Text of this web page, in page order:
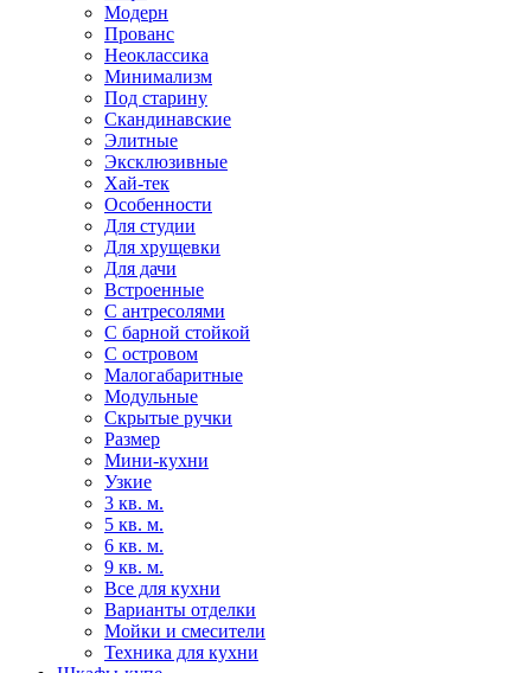
Модерн
Прованс
Неоклассика
Минимализм
Под старину
Скандинавские
Элитные
Эксклюзивные
Хай-тек
Особенности
Для студии
Для хрущевки
Для дачи
Встроенные
С антресолями
С барной стойкой
С островом
Малогабаритные
Модульные
Скрытые ручки
Размер
Мини-кухни
Узкие
3 кв. м.
5 кв. м.
6 кв. м.
9 кв. м.
Все для кухни
Варианты отделки
Мойки и смесители
Техника для кухни